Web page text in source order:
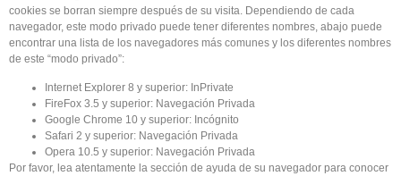
cookies se borran siempre después de su visita. Dependiendo de cada
navegador, este modo privado puede tener diferentes nombres, abajo puede
encontrar una lista de los navegadores más comunes y los diferentes nombres
de este “modo privado”:
Internet Explorer 8 y superior: InPrivate
FireFox 3.5 y superior: Navegación Privada
Google Chrome 10 y superior: Incógnito
Safari 2 y superior: Navegación Privada
Opera 10.5 y superior: Navegación Privada
Por favor, lea atentamente la sección de ayuda de su navegador para conocer